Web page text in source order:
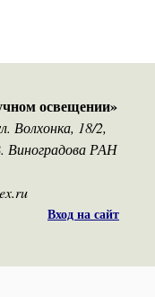
освещении»
Волхонка, 18/2,
Виноградова РАН
Вход на сайт